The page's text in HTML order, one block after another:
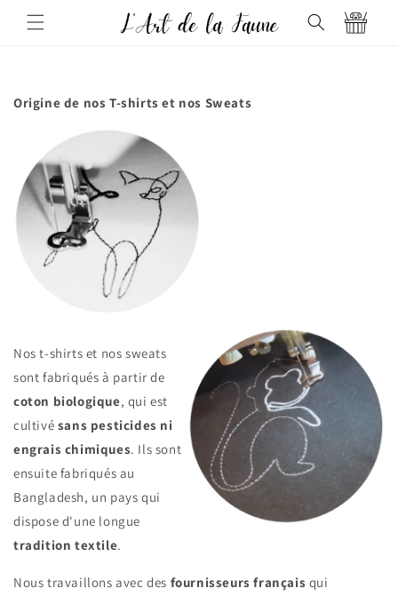
passer
au
Panier
Origine de nos T-shirts et nos Sweats
Nos t-shirts et nos sweats
sont fabriqués à partir de
coton biologique, qui est
cultivé sans pesticides ni
engrais chimiques. Ils sont
ensuite fabriqués au
Bangladesh, un pays qui
dispose d'une longue
tradition textile.
Nous travaillons avec des fournisseurs français qui